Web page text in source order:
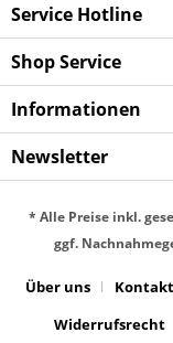
Service Hotline
Shop Service
Informationen
Newsletter
* Alle Preise inkl.
ggf.
Über uns Kontakt
Widerrufsrecht